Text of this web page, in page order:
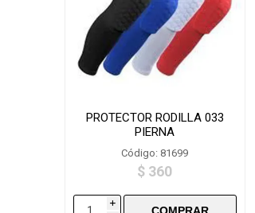
PROTECTOR RODILLA 033
PIERNA
Código: 81699
$ 360
i